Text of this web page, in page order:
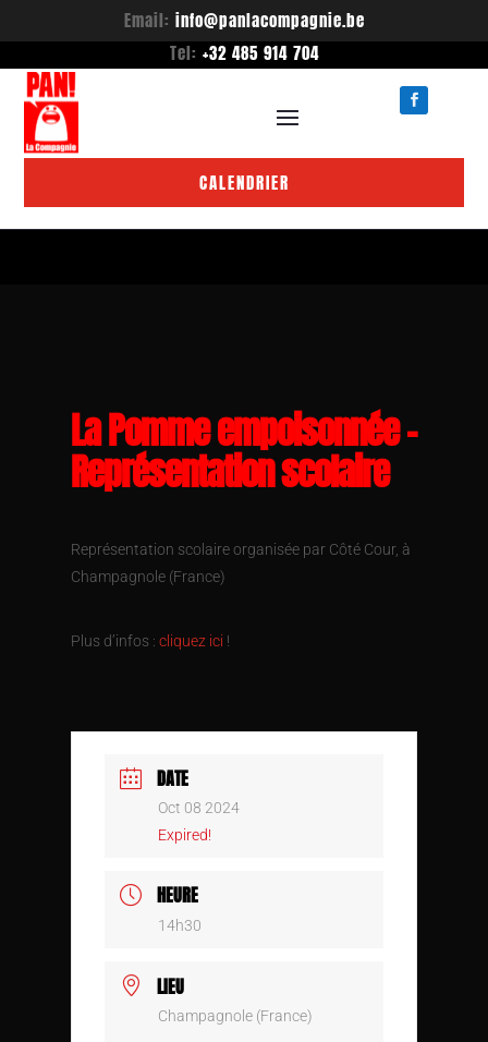
Email: info@panlacompagnie.be
Tel: +32 485 914 704
CALENDRIER
La Pomme empoisonnée –
Représentation scolaire
Représentation scolaire organisée par Côté Cour, à
Champagnole (France)
Plus d’infos : cliquez ici !
DATE
Oct 08 2024
Expired!
HEURE
14h30
LIEU
Champagnole (France)